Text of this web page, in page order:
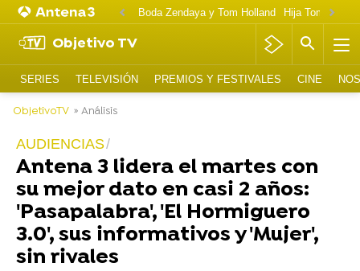
Boda Zendaya y Tom Holland Hija Tom
Objetivo TV
SERIES TELEVISIÓN PREMIOS Y FESTIVALES CINE
ObjetivoTV » Análisis
AUDIENCIAS
Antena 3 lidera el martes con
su mejor dato en casi 2 años:
'Pasapalabra', 'El Hormiguero
3.0', sus informativos y 'Mujer',
sin rivales